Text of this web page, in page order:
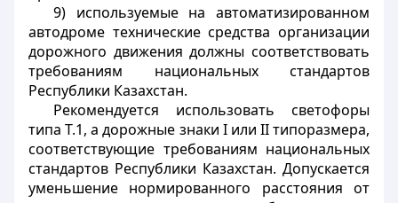
9) используемые на автоматизированном
автодроме технические средства организации
дорожного движения должны соответствовать
требованиям национальных стандартов
Республики Казахстан.
Рекомендуется использовать светофоры
типа Т.1, а дорожные знаки I или II типоразмера,
соответствующие требованиям национальных
стандартов Республики Казахстан. Допускается
уменьшение нормированного расстояния от